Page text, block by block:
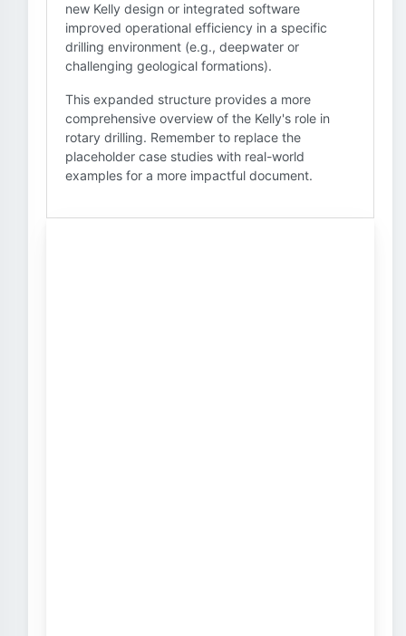
new Kelly design or integrated software
improved operational efficiency in a specific
drilling environment (e.g., deepwater or
challenging geological formations).
This expanded structure provides a more
comprehensive overview of the Kelly's role in
rotary drilling. Remember to replace the
placeholder case studies with real-world
examples for a more impactful document.